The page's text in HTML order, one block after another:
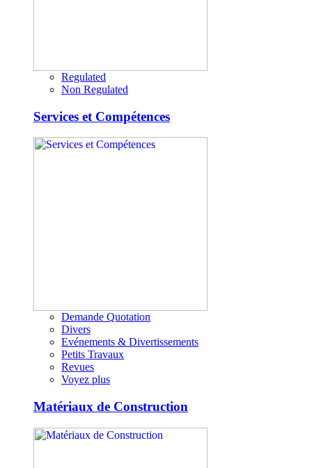
Regulated
Non Regulated
Services et Compétences
Demande Quotation
Divers
Evénements & Divertissements
Petits Travaux
Revues
Voyez plus
Matériaux de Construction